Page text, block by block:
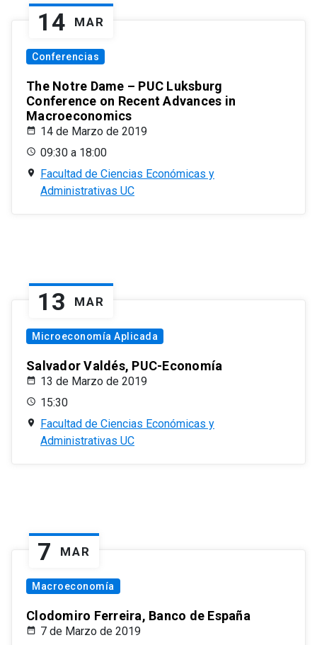
14 MAR
Conferencias
The Notre Dame – PUC Luksburg
Conference on Recent Advances in
Macroeconomics
14 de Marzo de 2019
09:30 a 18:00
Facultad de Ciencias Económicas y
Administrativas UC
13 MAR
Microeconomía Aplicada
Salvador Valdés, PUC-Economía
13 de Marzo de 2019
15:30
Facultad de Ciencias Económicas y
Administrativas UC
7 MAR
Macroeconomía
Clodomiro Ferreira, Banco de España
7 de Marzo de 2019